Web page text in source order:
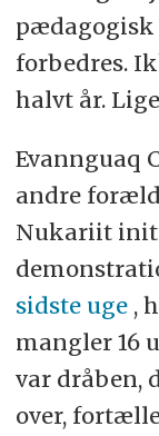
pædagogisk
forbedres.
halvt år.
Evannguaq
andre
Nukariit
sidste uge,
mangler 16
var dråben,
over,